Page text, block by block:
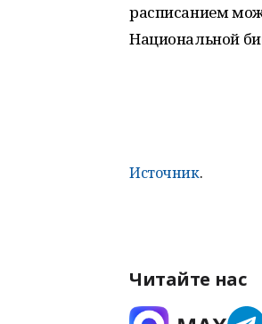
расписанием
Национальной
Источник.
Читайте нас